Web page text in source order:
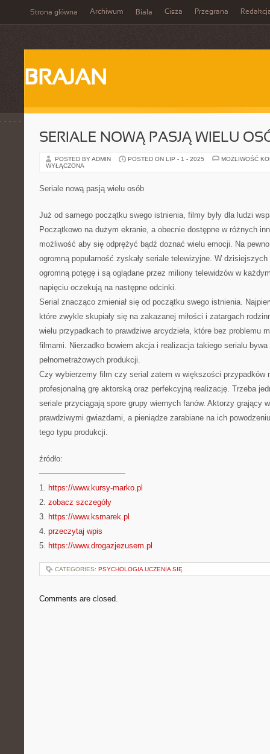
Strona główna Archiwum Biała Cisza Przegrana
BRAJAN
SERIALE NOWĄ PASJĄ WIELU
POSTED BY ADMIN POSTED ON LIP - 1 - 2025
MOŻLIWOŚĆ
WYŁĄCZONA
Seriale nową pasją wielu osób
Już od samego początku swego istnienia, filmy były dla ludzi
Początkowo na dużym ekranie, a obecnie dostępne w różnych
możliwość aby się odprężyć bądź doznać wielu emocji. Na
ogromną popularność zyskały seriale telewizyjne. W
ogromną potęgę i są oglądane przez miliony telewidzów w
napięciu oczekują na następne odcinki.
Serial znacząco zmieniał się od początku swego istnienia.
które zwykle skupiały się na zakazanej miłości i zatargach
wielu przypadkach to prawdziwe arcydzieła, które bez problemu
filmami. Nierzadko bowiem akcja i realizacja takiego serialu
pełnometrażowych produkcji.
Czy wybierzemy film czy serial zatem w większości przypadków
profesjonalną grę aktorską oraz perfekcyjną realizację. Trzeba
seriale przyciągają spore grupy wiernych fanów. Aktorzy grający
prawdziwymi gwiazdami, a pieniądze zarabiane na ich
tego typu produkcji.
źródło:
———————————
1. https://www.kursy-marko.pl
2. zobacz szczegóły
3. https://www.ksmarek.pl
4. przeczytaj wpis
5. https://www.drogazjezusem.pl
CATEGORIES: PSYCHOLOGIA UCZENIA SIĘ
Comments are closed.